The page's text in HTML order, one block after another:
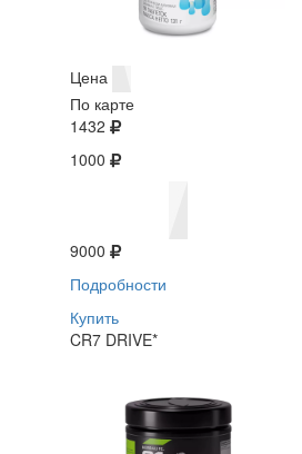
Цена
По карте
1432
1000
9000
Подробности
Купить
CR7 DRIVE*